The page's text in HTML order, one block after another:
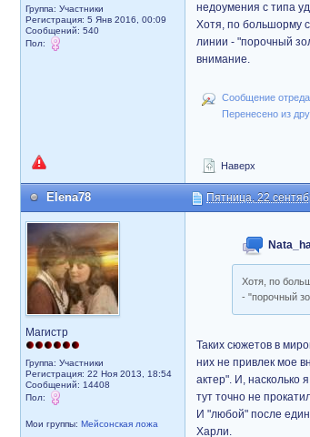
Группа: Участники
Регистрация: 5 Янв 2016, 00:09
Сообщений: 540
Пол:
недоумения с типа
Хотя, по большорму
линии - "порочный
внимание.
Сообщение
Перенесено из
Наверх
Elena78 Пятница, 22
Магистр
Группа: Участники
Регистрация: 22 Ноя 2013, 18:54
Сообщений: 14408
Пол:
Мои группы: Мейсонская ложа
Хотя, по
- "порочный
Таких сюжетов в
них не привлек мое
актер". И, насколько
тут точно не
И "любой" после
Харли.